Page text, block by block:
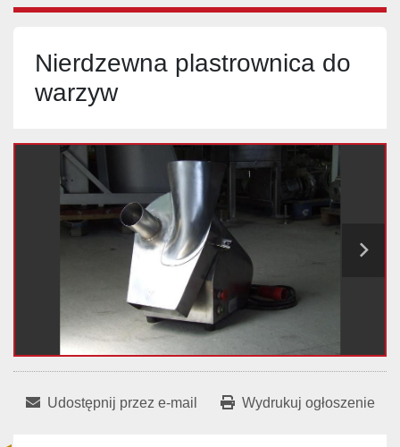
Nierdzewna plastrownica do
warzyw
Udostępnij przez e-mail Wydrukuj ogłoszenie